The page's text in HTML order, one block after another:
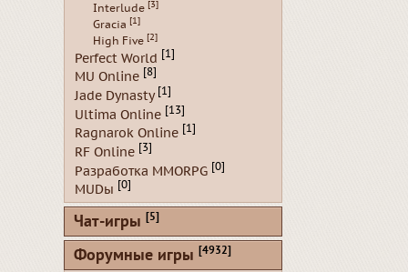
Interlude [3]
Gracia [1]
High Five [2]
Perfect World [1]
MU Online [8]
Jade Dynasty [1]
Ultima Online [13]
Ragnarok Online [1]
RF Online [3]
Разработка MMORPG [0]
MUDы [0]
Чат-игры [5]
Форумные игры [4932]